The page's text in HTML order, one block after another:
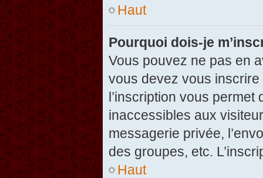
Haut
Pourquoi dois-je
Vous pouvez ne pas en
vous devez vous
l’inscription vous
inaccessibles aux
messagerie privée,
des groupes, etc.
Haut